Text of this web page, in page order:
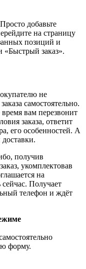
добавьте
на страницу
позиций и
«Быстрый заказ».
не
самостоятельно.
вам перезвонит
заказа, ответит
его особенностей. А
получив
укомплектовав
на
Получает
телефон и ждёт
форму.